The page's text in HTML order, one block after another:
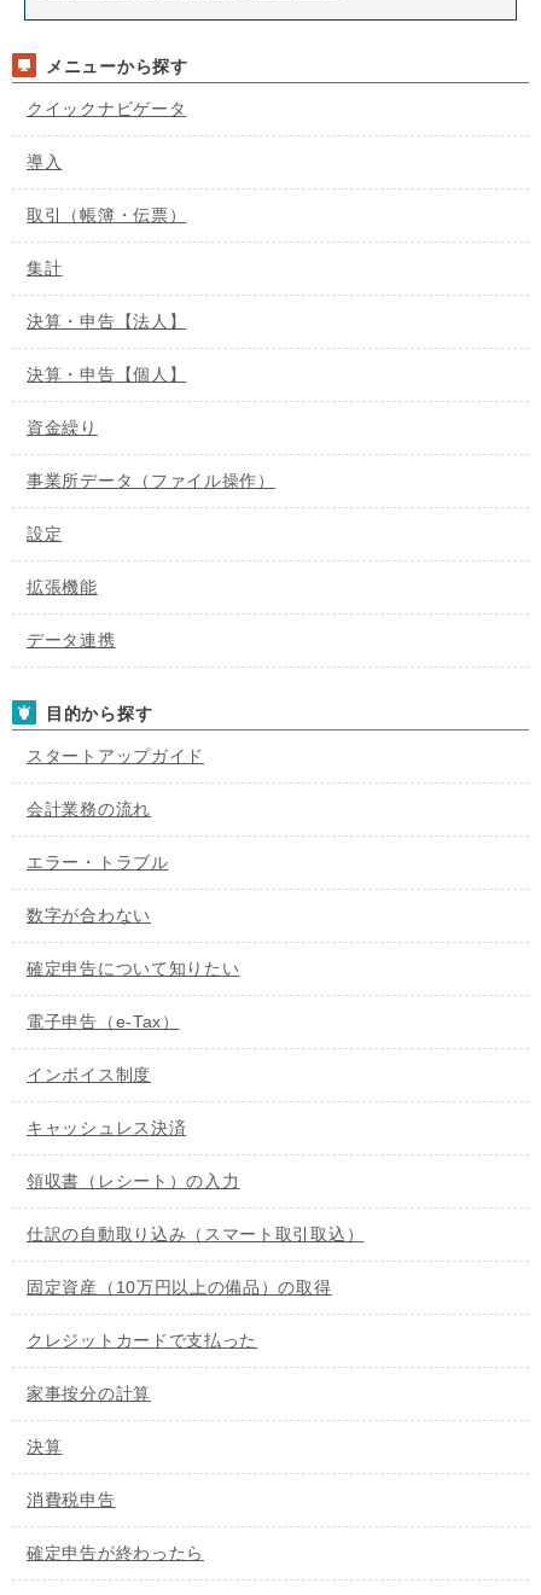
メニューから探す
クイックナビゲータ
導入
取引（帳簿・伝票）
集計
決算・申告【法人】
決算・申告【個人】
資金繰り
事業所データ（ファイル操作）
設定
拡張機能
データ連携
目的から探す
スタートアップガイド
会計業務の流れ
エラー・トラブル
数字が合わない
確定申告について知りたい
電子申告（e-Tax）
インボイス制度
キャッシュレス決済
領収書（レシート）の入力
仕訳の自動取り込み（スマート取引取込）
固定資産（10万円以上の備品）の取得
クレジットカードで支払った
家事按分の計算
決算
消費税申告
確定申告が終わったら